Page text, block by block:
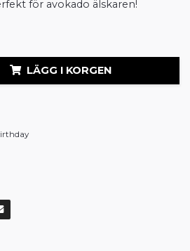
för avokado älskaren!
LÄGG I KORGEN